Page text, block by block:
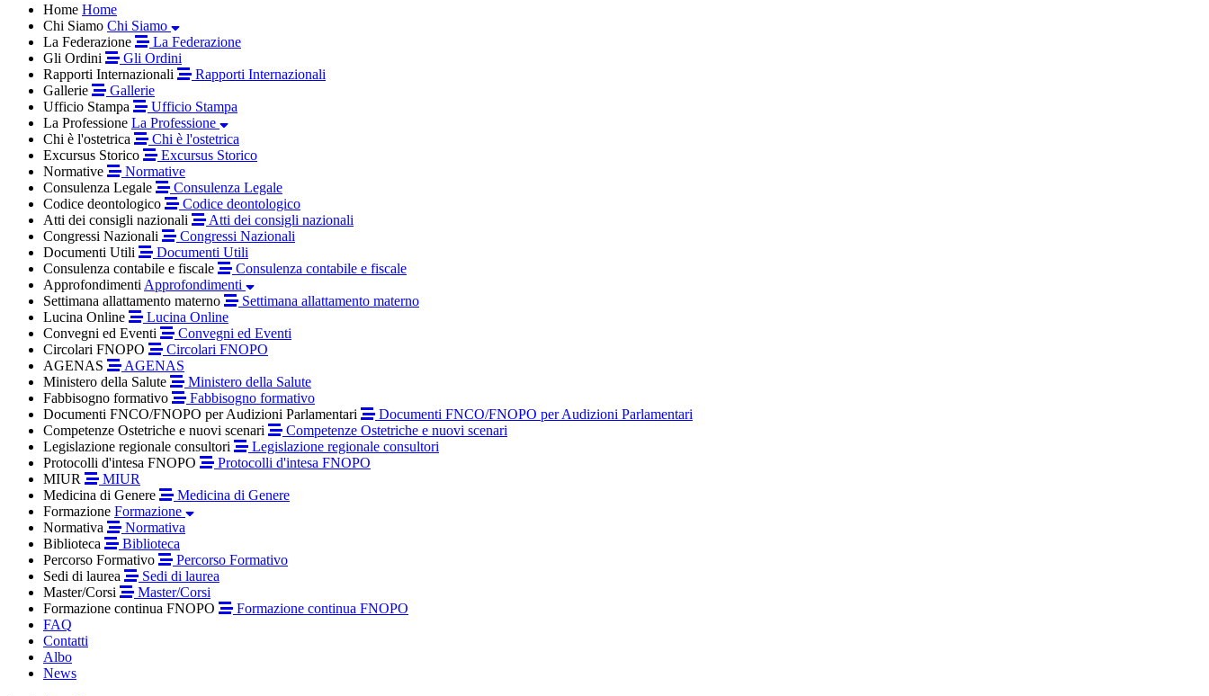
Home Home
Chi Siamo Chi Siamo
La Federazione
La Federazione
Gli Ordini
Gli Ordini
Rapporti Internazionali
Rapporti Internazionali
Gallerie
Gallerie
Ufficio Stampa
Ufficio Stampa
La Professione La Professione
Chi è l'ostetrica
Chi è l'ostetrica
Excursus Storico
Excursus Storico
Normative
Normative
Consulenza Legale
Consulenza Legale
Codice deontologico
Codice deontologico
Atti dei consigli nazionali
Atti dei consigli nazionali
Congressi Nazionali
Congressi Nazionali
Documenti Utili
Documenti Utili
Consulenza contabile e fiscale
Consulenza contabile e fiscale
Approfondimenti Approfondimenti
Settimana allattamento materno
Settimana allattamento materno
Lucina Online
Lucina Online
Convegni ed Eventi
Convegni ed Eventi
Circolari FNOPO
Circolari FNOPO
AGENAS
AGENAS
Ministero della Salute
Ministero della Salute
Fabbisogno formativo
Fabbisogno formativo
Documenti FNCO/FNOPO per Audizioni Parlamentari
Documenti FNCO/FNOPO per Audizioni Parlamentari
Competenze Ostetriche e nuovi scenari
Competenze Ostetriche e nuovi scenari
Legislazione regionale consultori
Legislazione regionale consultori
Protocolli d'intesa FNOPO
Protocolli d'intesa FNOPO
MIUR
MIUR
Medicina di Genere
Medicina di Genere
Formazione Formazione
Normativa
Normativa
Biblioteca
Biblioteca
Percorso Formativo
Percorso Formativo
Sedi di laurea
Sedi di laurea
Master/Corsi
Master/Corsi
Formazione continua FNOPO
Formazione continua FNOPO
FAQ
Contatti
Albo
News